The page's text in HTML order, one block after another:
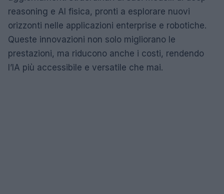
reasoning e AI fisica, pronti a esplorare nuovi
orizzonti nelle applicazioni enterprise e robotiche.
Queste innovazioni non solo migliorano le
prestazioni, ma riducono anche i costi, rendendo
l’IA più accessibile e versatile che mai.